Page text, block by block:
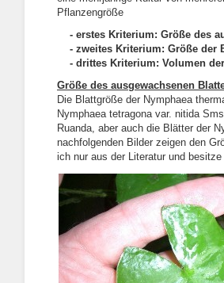
Pflanzengröße
- erstes Kriterium: Größe des
- zweites Kriterium: Größe der
- drittes Kriterium: Volumen der
Größe des ausgewachsenen
Die Blattgröße der Nymphaea
Nymphaea tetragona var. nitida
Ruanda, aber auch die Blätter der
nachfolgenden Bilder zeigen den
ich nur aus der Literatur und